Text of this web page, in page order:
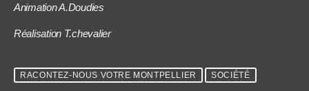
Animation A.Doudies
Réalisation T.chevalier
RACONTEZ-NOUS VOTRE MONTPELLIER SOCIÉTÉ